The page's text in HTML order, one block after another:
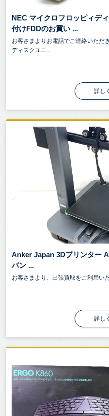
NEC マイクロフロッピィデ
付けFDDのお買い ...
お客さまよりお電話でご連絡いただ
ディスクユニ...
詳し
Anker Japan 3Dプリンター
パン ...
お客さまより、出張買取をご利用い
詳し